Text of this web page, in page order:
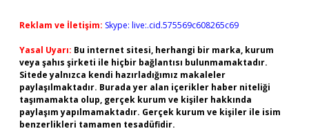
Reklam ve İletişim: Skype: live:.cid.575569c608265c69
Yasal Uyarı: Bu internet sitesi, herhangi bir marka, kurum
veya şahıs şirketi ile hiçbir bağlantısı bulunmamaktadır.
Sitede yalnızca kendi hazırladığımız makaleler
paylaşılmaktadır. Burada yer alan içerikler haber niteliği
taşımamakta olup, gerçek kurum ve kişiler hakkında
paylaşım yapılmamaktadır. Gerçek kurum ve kişiler ile isim
benzerlikleri tamamen tesadüfidir.